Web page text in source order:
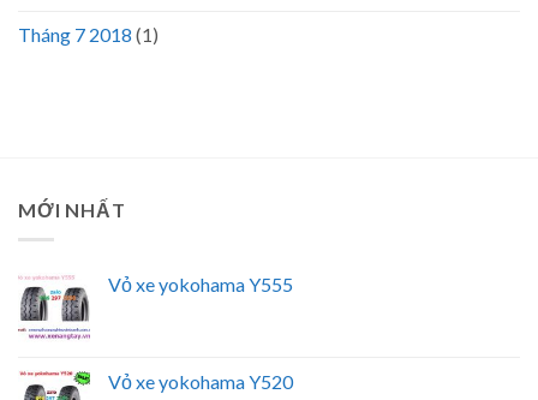
Tháng 7 2018 (1)
MỚI NHẤT
Vỏ xe yokohama Y555
Vỏ xe yokohama Y520